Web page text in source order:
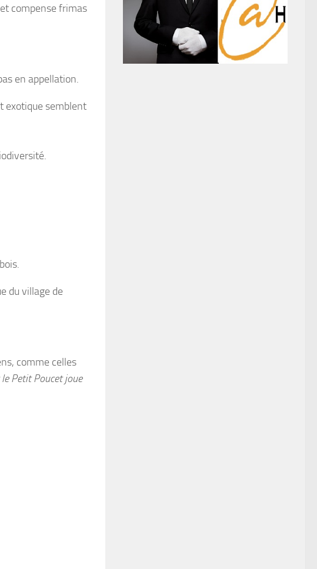
compense frimas
en appellation.
exotique semblent
du village de
comme celles
le Petit Poucet joue